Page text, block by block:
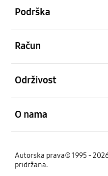
Podrška
Račun
Održivost
O nama
Autorska prava© 1995 -
pridržana.